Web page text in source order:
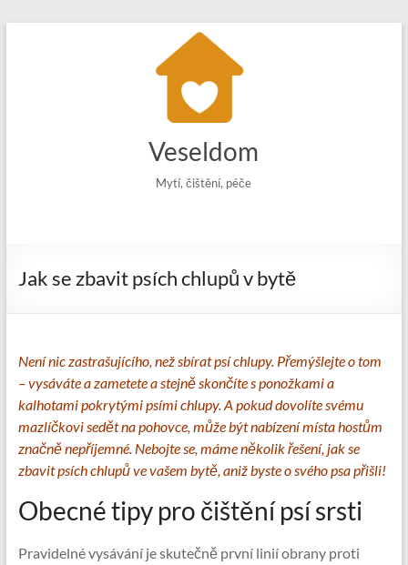
Veseldom
Mytí, čištění, péče
Jak se zbavit psích chlupů v bytě
Není nic zastrašujícího, než sbírat psí chlupy. Přemýšlejte o tom
– vysáváte a zametete a stejně skončíte s ponožkami a
kalhotami pokrytými psími chlupy. A pokud dovolíte svému
mazlíčkovi sedět na pohovce, může být nabízení místa hostům
značně nepříjemné. Nebojte se, máme několik řešení, jak se
zbavit psích chlupů ve vašem bytě, aniž byste o svého psa přišli!
Obecné tipy pro čištění psí srsti
Pravidelné vysávání je skutečně první linií obrany proti